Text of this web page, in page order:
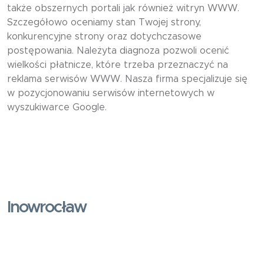
także obszernych portali jak również witryn WWW.
Szczegółowo oceniamy stan Twojej strony,
konkurencyjne strony oraz dotychczasowe
postępowania. Należyta diagnoza pozwoli ocenić
wielkości płatnicze, które trzeba przeznaczyć na
reklama serwisów WWW. Nasza firma specjalizuje się
w pozycjonowaniu serwisów internetowych w
wyszukiwarce Google.
Inowrocław